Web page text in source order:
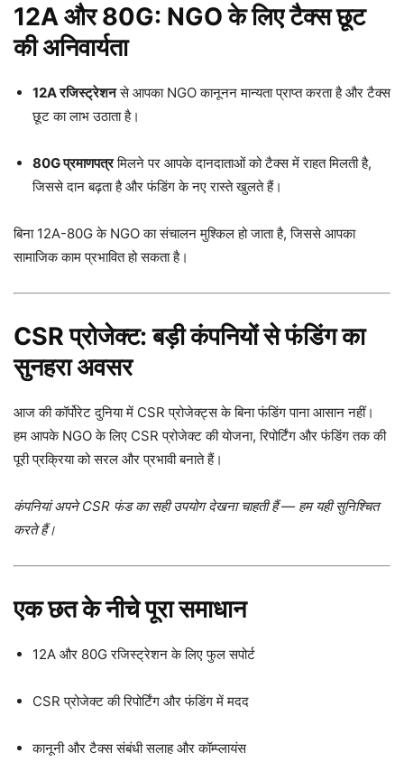
12A और 80G: NGO के लिए टैक्स छूट
की अनिवार्यता
12A रजिस्ट्रेशनसे आपका NGO कानूनन मान्यता प्राप्त करता है और टैक्स
छूट का लाभ उठाता है।
80G प्रमाणपत्रमिलने पर आपके दानदाताओं को टैक्स में राहत मिलती है,
जिससे दान बढ़ता है और फंडिंग के नए रास्ते खुलते हैं।
बिना 12A-80G के NGO का संचालन मुश्किल हो जाता है, जिससे आपका
सामाजिक काम प्रभावित हो सकता है।
CSR प्रोजेक्ट: बड़ी कंपनियों से फंडिंग का
सुनहरा अवसर
आज की कॉर्पोरेट दुनिया में CSR प्रोजेक्ट्स के बिना फंडिंग पाना आसान नहीं।
हम आपके NGO के लिए CSR प्रोजेक्ट की योजना, रिपोर्टिंग और फंडिंग तक की
पूरी प्रक्रिया को सरल और प्रभावी बनाते हैं।
कंपनियां अपने CSR फंड का सही उपयोग देखना चाहती हैं — हम यही सुनिश्चित
करते हैं।
एक छत के नीचे पूरा समाधान
12A और 80G रजिस्ट्रेशन के लिए फुल सपोर्ट
CSR प्रोजेक्ट की रिपोर्टिंग और फंडिंग में मदद
कानूनी और टैक्स संबंधी सलाह और कॉम्प्लायंस